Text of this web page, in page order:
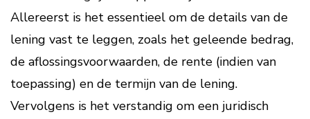
Allereerst is het essentieel om de details van de
lening vast te leggen, zoals het geleende bedrag,
de aflossingsvoorwaarden, de rente (indien van
toepassing) en de termijn van de lening.
Vervolgens is het verstandig om een juridisch